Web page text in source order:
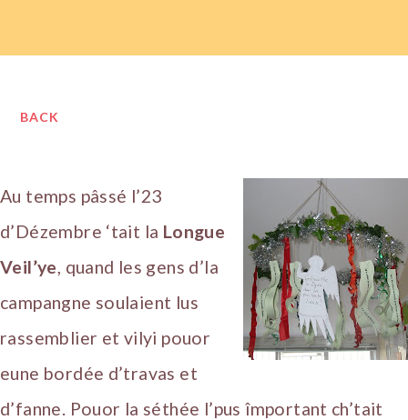
BACK
Au temps pâssé l’23
d’Dézembre ‘tait la Longue
Veil’ye, quand les gens d’la
campangne soulaient lus
rassemblier et vilyi pouor
eune bordée d’travas et
d’fanne. Pouor la séthée l’pus împortant ch’tait